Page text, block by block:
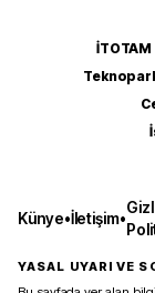
İTOTAM
Künye•İletişim•
YASAL UYARI VE